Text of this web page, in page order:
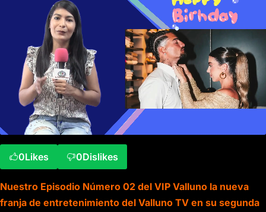
0Likes 0Dislikes
Nuestro Episodio Número 02 del VIP Valluno la nueva
franja de entretenimiento del Valluno TV en su segunda